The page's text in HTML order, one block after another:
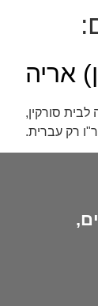
אריה
סוניה לבית סורקין,
רק עברית.